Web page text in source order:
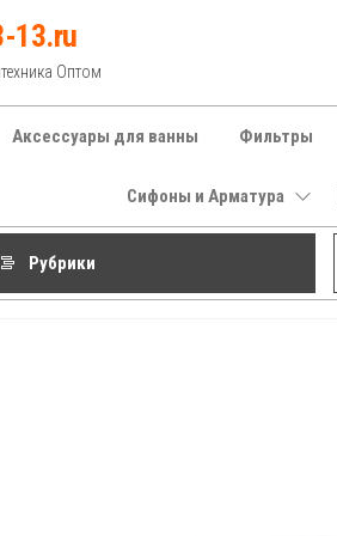
13.ru
Оптом
Аксессуары для ванны Фильтры
Сифоны и Арматура
Рубрики